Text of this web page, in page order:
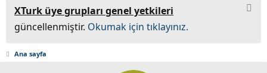
XTurk üye grupları genel yetkileri
güncellenmiştir. Okumak için tıklayınız.
Ana sayfa